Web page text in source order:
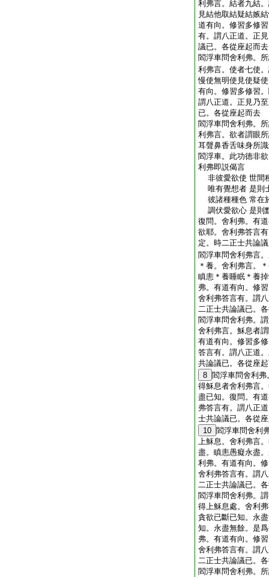
利弗言。結者九結
見結他取結疑結嫉
道有向。修習多修
有。謂八正道。正
議已。各從座起而去
閻浮車問舍利弗。
利弗言。使者七使
慢使無明使見使疑
有向。修習多修習
謂八正道。正見乃
已。各從座起而去
閻浮車問舍利弗。
利弗言。欲者謂眼
耳聲鼻香舌味身所
閻浮車。此功徳非
利弗即説偈言
非彼愛欲使 世間
唯有覺想者 是則
彼諸種種色 常在
調伏愛欲心 是則
復問。舍利弗。有
欲耶。舍利弗答言
定。時二正士共論
閻浮車問舍利弗言
＊養。舍利弗言。
瞋恚＊養睡眠＊養
弗。有道有向。修
舍利弗答言有。謂
二正士共論議已。
閻浮車問舍利弗。
舍利弗言。穌息者
有道有向。修習多
答言有。謂八正道
共論議已。各從座
8 閻浮車問舍利弗
得穌息者舍利弗言
盡已知。復問。有
弗答言有。謂八正
士共論議已。各從
10 閻浮車問舍利
上穌息。舍利弗言
盡。瞋恚愚癡永盡
利弗。有道有向。
舍利弗答言有。謂
二正士共論議已。
閻浮車問舍利弗。
得上穌息處。舍利
貪欲已斷已知。永
知。永盡無餘。是
弗。有道有向。修
舍利弗答言有。謂
二正士共論議已。
閻浮車問舍利弗。